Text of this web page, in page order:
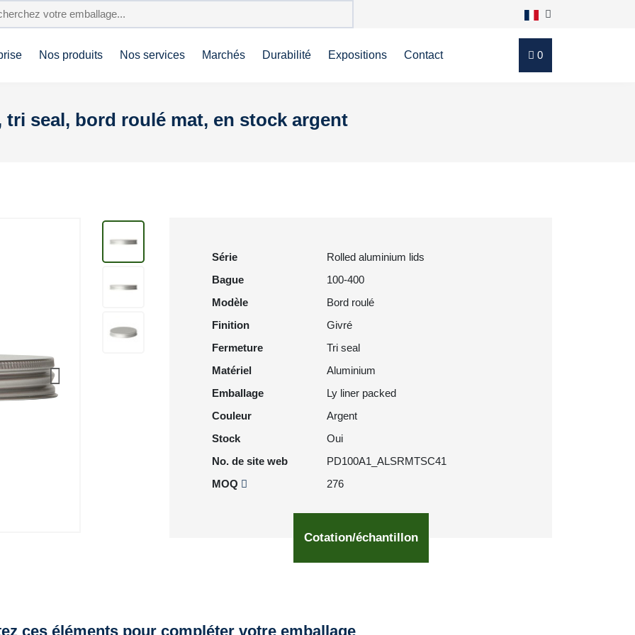
Nos produits Nos services Marchés Durabilité Expositions Contact 0
tri seal, bord roulé mat, en stock argent
Série
Rolled aluminium lids
Bague
100-400
Modèle
Bord roulé
Finition
Givré
Fermeture
Tri seal
Matériel
Aluminium
Emballage
Ly liner packed
Couleur
Argent
Stock
Oui
No. de site web
PD100A1_ALSRMTSC41
MOQ
276
Cotation/échantillon
ces éléments pour compléter votre emballage